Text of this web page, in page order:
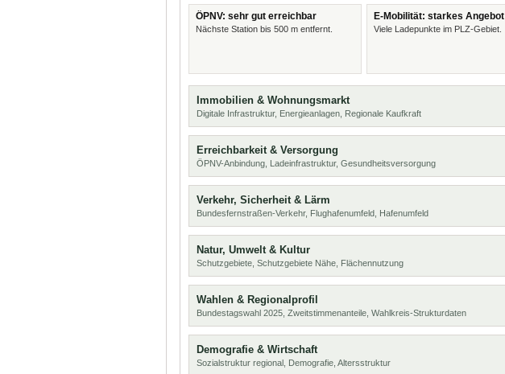
ÖPNV: sehr gut erreichbar
Nächste Station bis 500 m entfernt.
E-Mobilität: starkes Angebot
Viele Ladepunkte im PLZ-Gebiet.
Immobilien & Wohnungsmarkt
Digitale Infrastruktur, Energieanlagen, Regionale Kaufkraft
Erreichbarkeit & Versorgung
ÖPNV-Anbindung, Ladeinfrastruktur, Gesundheitsversorgung
Verkehr, Sicherheit & Lärm
Bundesfernstraßen-Verkehr, Flughafenumfeld, Hafenumfeld
Natur, Umwelt & Kultur
Schutzgebiete, Schutzgebiete Nähe, Flächennutzung
Wahlen & Regionalprofil
Bundestagswahl 2025, Zweitstimmenanteile, Wahlkreis-Strukturdaten
Demografie & Wirtschaft
Sozialstruktur regional, Demografie, Altersstruktur